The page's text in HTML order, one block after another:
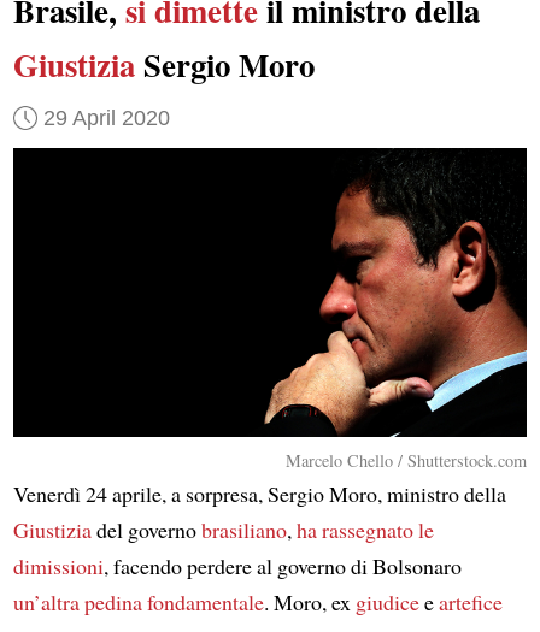
Brasile, si dimetteil ministro della
GiustiziaSergio Moro
29 April 2020
Marcelo Chello / Shutterstock.com
Venerdì 24 aprile, a sorpresa, Sergio Moro, ministro della
Giustiziadel governobrasiliano,ha rassegnato le
dimissioni, facendo perdere al governo di Bolsonaro
un’altra pedina fondamentale. Moro, ex giudiceeartefice